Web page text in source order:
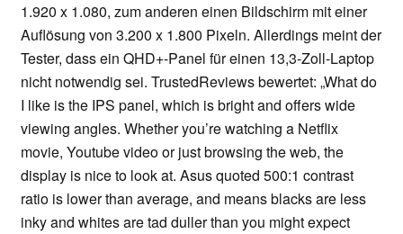
1.920 x 1.080, zum anderen einen Bildschirm mit einer
Auflösung von 3.200 x 1.800 Pixeln. Allerdings meint der
Tester, dass ein QHD+-Panel für einen 13,3-Zoll-Laptop
nicht notwendig sei. TrustedReviews bewertet: „What do
I like is the IPS panel, which is bright and offers wide
viewing angles. Whether you’re watching a Netflix
movie, Youtube video or just browsing the web, the
display is nice to look at. Asus quoted 500:1 contrast
ratio is lower than average, and means blacks are less
inky and whites are tad duller than you might expect